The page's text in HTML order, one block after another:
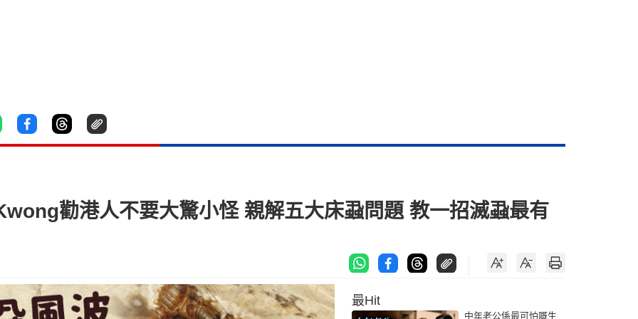
勸港人不要大驚小怪 親解五大床蝨問題 教一招滅蝨最有
最Hit
中年老公係最可怕嘅生